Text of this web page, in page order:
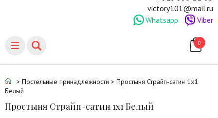
victory101@mail.ru
Whatsapp
Viber
0
> Постельные принадлежности > Простыня Страйп-сатин 1х1
Белый
Простыня Страйп-сатин 1х1 Белый